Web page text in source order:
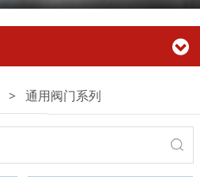
> 通用阀门系列